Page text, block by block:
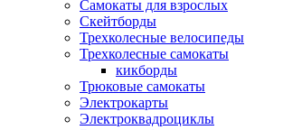
Самокаты для взрослых
Скейтборды
Трехколесные велосипеды
Трехколесные самокаты
кикборды
Трюковые самокаты
Электрокарты
Электроквадроциклы